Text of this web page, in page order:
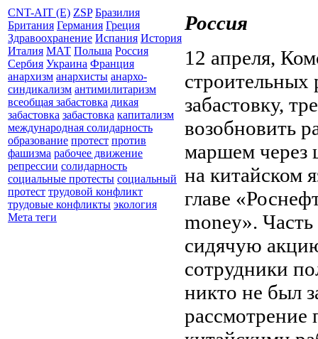
CNT-AIT (E) ZSP Бразилия
Британия Германия Греция
Здравоохранение Испания История
Италия МАТ Польша Россия
Сербия Украина Франция
анархизм анархисты анархо-
синдикализм антимилитаризм
всеобщая забастовка дикая
забастовка забастовка капитализм
международная солидарность
образование протест против
фашизма рабочее движение
репрессии солидарность
социальные протесты социальный
протест трудовой конфликт
трудовые конфликты экология
Мета теги
Россия
12 апреля,
строительных
забастовку,
возобновить
маршем через
на китайском
главе
money».
сидячую
сотрудники
никто не был
рассмотрение